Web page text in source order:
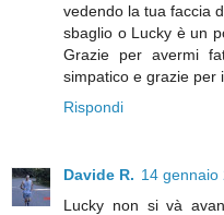
vedendo la tua faccia
sbaglio o Lucky è un
Grazie per avermi
simpatico e grazie per
Rispondi
Davide R. 14 gennaio
Lucky non si và